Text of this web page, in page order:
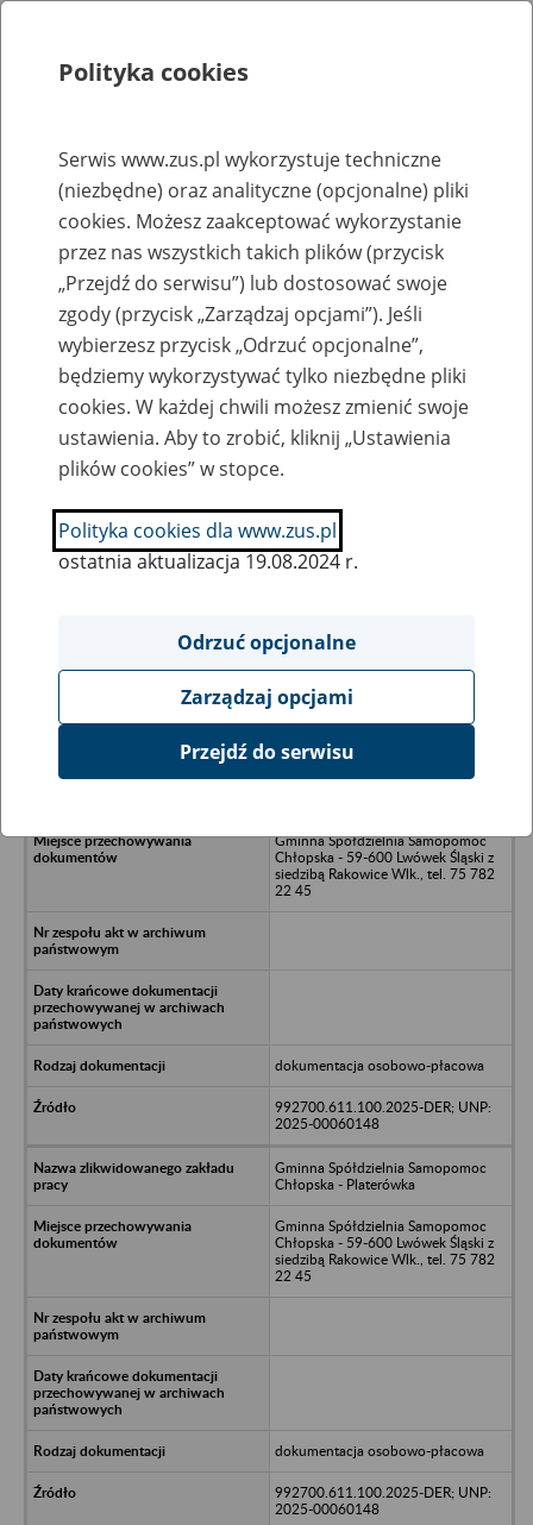
Rejestry, ewidencje i archiwa
Baza zlikwidowanych lub
przekształconych zakładów pracy
Nazwa zakładu pracy:
SZUKAJ
Ukryj wszystkie pozycje bazy
Gminna Spółdzielnia Samopomoc
Gminna Spółdzielnia Samopomoc
Chłopska - 59-600 Lwówek Śląski z
siedzibą Rakowice Wlk., tel. 75 782
22 45
dokumentacja osobowo-płacowa
992700.611.100.2025-DER; UNP:
2025-00060148
Gminna Spółdzielnia Samopomoc
Chłopska - Platerówka
Gminna Spółdzielnia Samopomoc
Chłopska - 59-600 Lwówek Śląski z
siedzibą Rakowice Wlk., tel. 75 782
22 45
dokumentacja osobowo-płacowa
992700.611.100.2025-DER; UNP:
2025-00060148
Polityka cookies
Serwis www.zus.pl wykorzystuje techniczne
(niezbędne) oraz analityczne (opcjonalne) pliki
cookies. Możesz zaakceptować wykorzystanie
przez nas wszystkich takich plików (przycisk
„Przejdź do serwisu”) lub dostosować swoje
zgody (przycisk „Zarządzaj opcjami”). Jeśli
wybierzesz przycisk „Odrzuć opcjonalne”,
będziemy wykorzystywać tylko niezbędne pliki
cookies. W każdej chwili możesz zmienić swoje
ustawienia. Aby to zrobić, kliknij „Ustawienia
plików cookies” w stopce.
Polityka cookies dla www.zus.pl
ostatnia aktualizacja 19.08.2024 r.
Odrzuć opcjonalne
Zarządzaj opcjami
Przejdź do serwisu